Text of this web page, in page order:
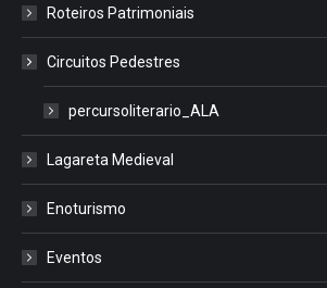
Roteiros Patrimoniais
Circuitos Pedestres
percursoliterario_ALA
Lagareta Medieval
Enoturismo
Eventos